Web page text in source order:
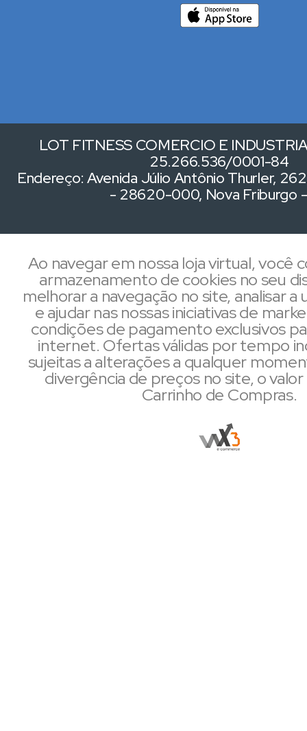
LOT FITNESS COMERCIO E
25.266.536/0001-84
Endereço: Avenida Júlio Antônio Thurler,
- 28620-000, Nova Friburgo
Ao navegar em nossa loja virtual, você
armazenamento de cookies no seu
melhorar a navegação no site, analisar a
e ajudar nas nossas iniciativas de
condições de pagamento exclusivos
internet. Ofertas válidas por tempo
sujeitas a alterações a qualquer
divergência de preços no site, o
Carrinho de Compras.